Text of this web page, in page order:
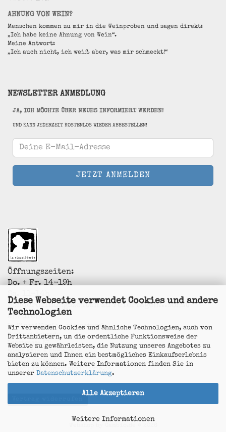
Diese Webseite verwendet Cookies und andere
Technologien
Wir verwenden Cookies und ähnliche Technologien, auch von
Drittanbietern, um die ordentliche Funktionsweise der
Website zu gewährleisten, die Nutzung unseres Angebotes zu
analysieren und Ihnen ein bestmögliches Einkaufserlebnis
bieten zu können. Weitere Informationen finden Sie in
unserer Datenschutzerklärung.
Alle Akzeptieren
Weitere Informationen
AHNUNG VON WEIN?
Menschen kommen zu mir in die Weinproben und sagen direkt:
„Ich habe keine Ahnung von Wein“.
Meine Antwort:
„Ich auch nicht, ich weiß aber, was mir schmeckt!“
NEWSLETTER ANMEDLUNG
JA, ICH MÖCHTE ÜBER NEUES INFORMIERT WERDEN!
UND KANN JEDERZEIT KOSTENLOS WIEDER ABBESTELLEN!
Öffnungszeiten:
Do. + Fr. 14-19h
Sa. 11-14h
Sonderöffnungszeiten zu Feiertagen...sonst
anrufen!
La Vincaillerie - vin naturel
Surk-ki Schrade
Leostrasse 57
50823 Köln - Ehrenfeld
+49 172 5926537
info@la-vincaillerie.de